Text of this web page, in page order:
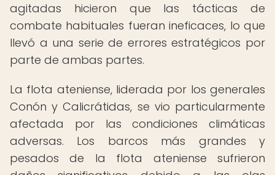
agitadas hicieron que las tácticas de
combate habituales fueran ineficaces, lo que
llevó a una serie de errores estratégicos por
parte de ambas partes.
La flota ateniense, liderada por los generales
Conón y Calicrátidas, se vio particularmente
afectada por las condiciones climáticas
adversas. Los barcos más grandes y
pesados de la flota ateniense sufrieron